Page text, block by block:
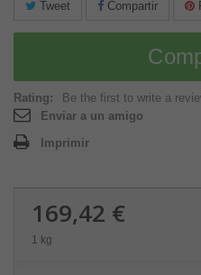
Tweet Compartir
Rating:
Be the first to write a
Enviar a un amigo
Imprimir
169,42 €
1 kg